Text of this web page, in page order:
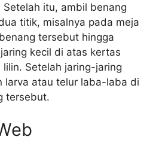
itu, ambil benang
titik, misalnya pada meja
tersebut hingga
kecil di atas kertas
Setelah jaring-jaring
larva atau telur laba-laba di
tersebut.